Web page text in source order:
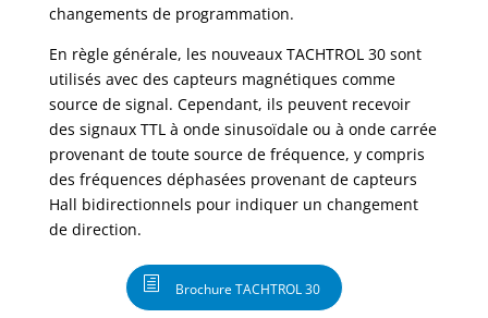
changements de programmation.
En règle générale, les nouveaux TACHTROL 30 sont
utilisés avec des capteurs magnétiques comme
source de signal. Cependant, ils peuvent recevoir
des signaux TTL à onde sinusoïdale ou à onde carrée
provenant de toute source de fréquence, y compris
des fréquences déphasées provenant de capteurs
Hall bidirectionnels pour indiquer un changement
de direction.
Brochure TACHTROL 30